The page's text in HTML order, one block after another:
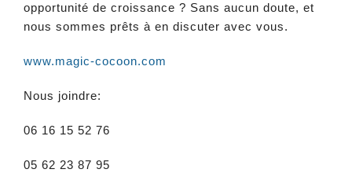
opportunité de croissance ? Sans aucun doute, et
nous sommes prêts à en discuter avec vous.
www.magic-cocoon.com
Nous joindre:
06 16 15 52 76
05 62 23 87 95